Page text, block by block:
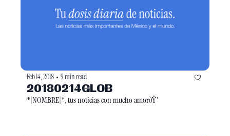
Feb 14, 2018 • 9 min read
20180214GLOB
*|NOMBRE|*, tus noticias con mucho amorðŸ’